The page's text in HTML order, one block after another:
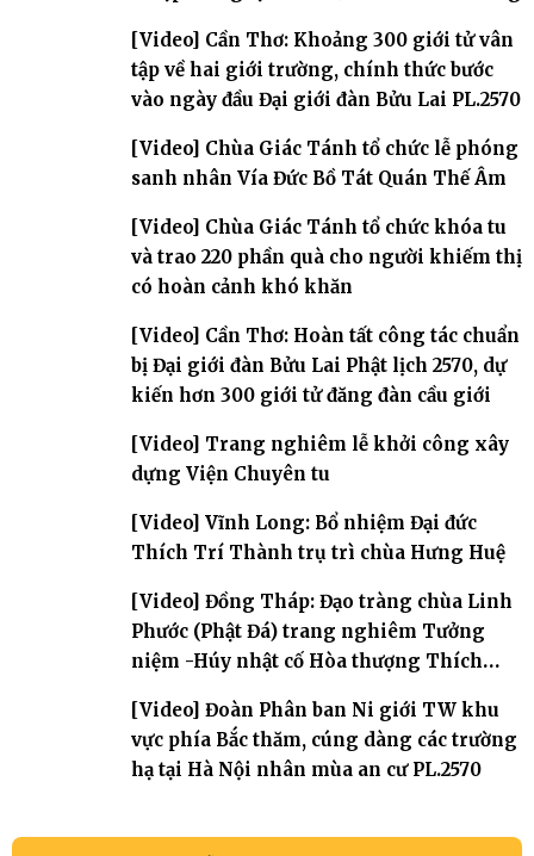
[Video] Cần Thơ: Khoảng 300 giới tử vân
tập về hai giới trường, chính thức bước
vào ngày đầu Đại giới đàn Bửu Lai PL.2570
[Video] Chùa Giác Tánh tổ chức lễ phóng
sanh nhân Vía Đức Bồ Tát Quán Thế Âm
[Video] Chùa Giác Tánh tổ chức khóa tu
và trao 220 phần quà cho người khiếm thị
có hoàn cảnh khó khăn
[Video] Cần Thơ: Hoàn tất công tác chuẩn
bị Đại giới đàn Bửu Lai Phật lịch 2570, dự
kiến hơn 300 giới tử đăng đàn cầu giới
[Video] Trang nghiêm lễ khởi công xây
dựng Viện Chuyên tu
[Video] Vĩnh Long: Bổ nhiệm Đại đức
Thích Trí Thành trụ trì chùa Hưng Huệ
[Video] Đồng Tháp: Đạo tràng chùa Linh
Phước (Phật Đá) trang nghiêm Tưởng
niệm -Húy nhật cố Hòa thượng Thích
[Video] Đoàn Phân ban Ni giới TW khu
vực phía Bắc thăm, cúng dàng các trường
hạ tại Hà Nội nhân mùa an cư PL.2570